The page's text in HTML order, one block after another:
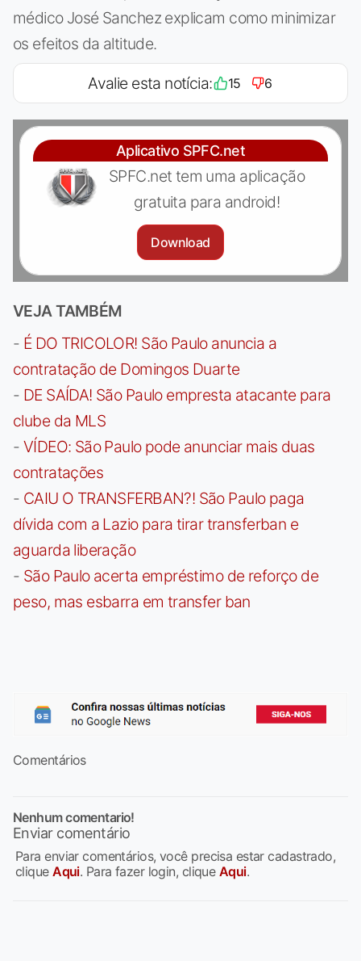
médico José Sanchez explicam como minimizar
os efeitos da altitude.
Avalie esta notícia: 15 6
Aplicativo SPFC.net
SPFC.net tem uma aplicação
gratuita para android!
Download
VEJA TAMBÉM
- É DO TRICOLOR! São Paulo anuncia a
contratação de Domingos Duarte
- DE SAÍDA! São Paulo empresta atacante para
clube da MLS
- VÍDEO: São Paulo pode anunciar mais duas
contratações
- CAIU O TRANSFERBAN?! São Paulo paga
dívida com a Lazio para tirar transferban e
aguarda liberação
- São Paulo acerta empréstimo de reforço de
peso, mas esbarra em transfer ban
Comentários
Nenhum comentario!
Enviar comentário
Para enviar comentários, você precisa estar cadastrado,
cliqueAqui. Para fazer login, clique Aqui.